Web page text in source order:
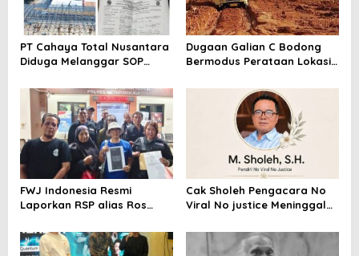
PT Cahaya Total Nusantara
Diduga Melanggar SOP
Kerja Hingga meninggal
Dunia, Kluarga Korban
Merasa Di abaikan
Dugaan Galian C Bodong
Bermodus Perataan Lokasi
Riau Akan Tinjauan Lokasi
FWJ Indonesia Resmi
Laporkan RSP alias Ros
Cak Sholeh Pengacara No
Viral No justice Meninggal